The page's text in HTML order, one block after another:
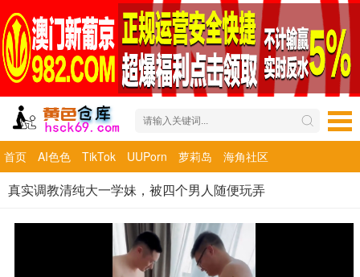
首页 AI色色 TikTok UUPorn 萝莉岛 海角社区
真实调教清纯大一学妹，被四个男人随便玩弄